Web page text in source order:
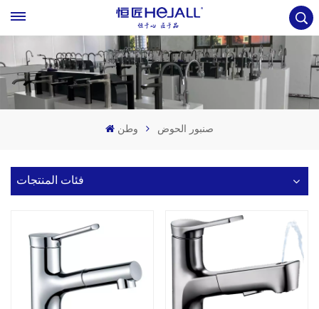
وطن صنبور الحوض
فئات المنتجات